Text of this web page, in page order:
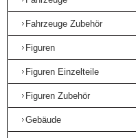
Fahrzeuge Zubehör
Figuren
Figuren Einzelteile
Figuren Zubehör
Gebäude